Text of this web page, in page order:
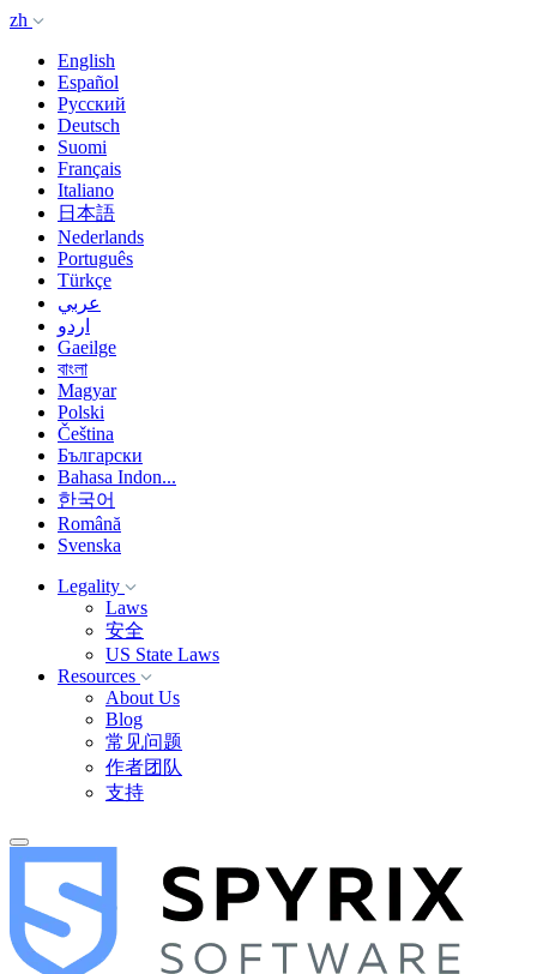
zh
English
Español
Русский
Deutsch
Suomi
Français
Italiano
日本語
Nederlands
Português
Türkçe
عربي
اردو
Gaeilge
বাংলা
Magyar
Polski
Čeština
Български
Bahasa Indon...
한국어
Română
Svenska
Legality
Laws
安全
US State Laws
Resources
About Us
Blog
常见问题
作者团队
支持